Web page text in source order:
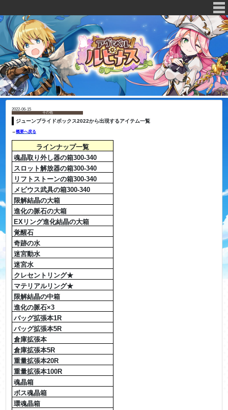
2022-06-15
その他
ジューンブライドボックス2022から出現するアイテム一覧
→概要へ戻る
ラインナップ一覧
魂晶取り外し器の箱300-340
スロット解放器の箱300-340
リフトストーンの箱300-340
メビウス武具の箱300-340
限解結晶の大箱
進化の脈石の大箱
EXリング進化結晶の大箱
覚醒石
奇跡の水
迷宮動水
迷宮水
クレセントリング★
マテリアルリング★
限解結晶の中箱
進化の脈石×3
バッグ拡張本1R
バッグ拡張本5R
倉庫拡張本
倉庫拡張本5R
重量拡張本20R
重量拡張本100R
魂晶箱
ボス魂晶箱
環魂晶箱